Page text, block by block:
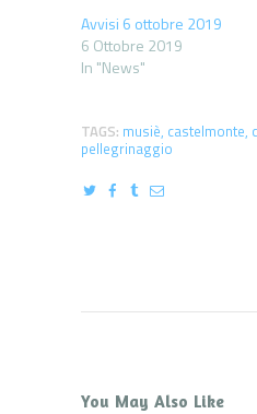
Avvisi 6 ottobre 2019
6 Ottobre 2019
In "News"
TAGS: musiè, castelmonte,
pellegrinaggio
You May Also Like